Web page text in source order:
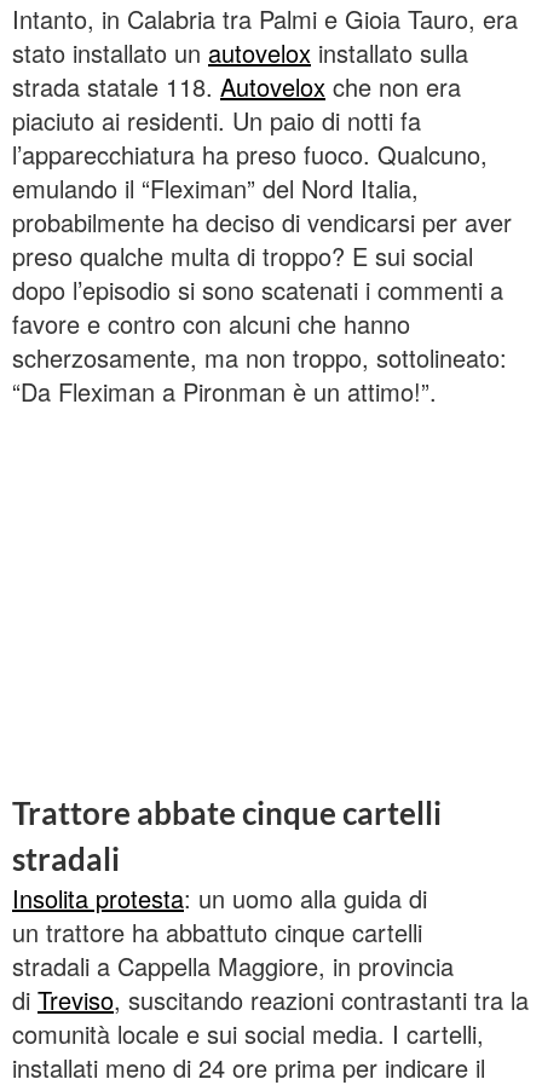
Intanto, in Calabria tra Palmi e Gioia Tauro, era
stato installato un autovelox installato sulla
strada statale 118. Autovelox che non era
piaciuto ai residenti. Un paio di notti fa
l’apparecchiatura ha preso fuoco. Qualcuno,
emulando il “Fleximan” del Nord Italia,
probabilmente ha deciso di vendicarsi per aver
preso qualche multa di troppo? E sui social
dopo l’episodio si sono scatenati i commenti a
favore e contro con alcuni che hanno
scherzosamente, ma non troppo, sottolineato:
“Da Fleximan a Pironman è un attimo!”.
Trattore abbate cinque cartelli
stradali
Insolita protesta: un uomo alla guida di
un trattore ha abbattuto cinque cartelli
stradali a Cappella Maggiore, in provincia
di Treviso, suscitando reazioni contrastanti tra la
comunità locale e sui social media. I cartelli,
installati meno di 24 ore prima per indicare il